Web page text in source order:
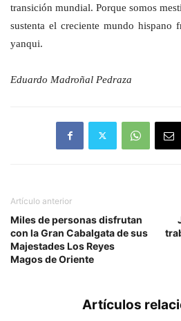
transición mundial. Porque somos
sustenta el creciente mundo hispano
yanqui.
Eduardo Madroñal Pedraza
Artículo anterior
Miles de personas disfrutan
con la Gran Cabalgata de sus
Majestades Los Reyes
Magos de Oriente
Artículos